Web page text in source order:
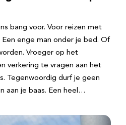
bang voor. Voor reizen met
enge man onder je bed. Of
Vroeger op het
verkering te vragen aan het
Tegenwoordig durf je geen
aan je baas. Een heel…